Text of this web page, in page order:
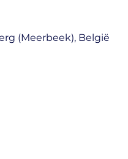
(Meerbeek), België